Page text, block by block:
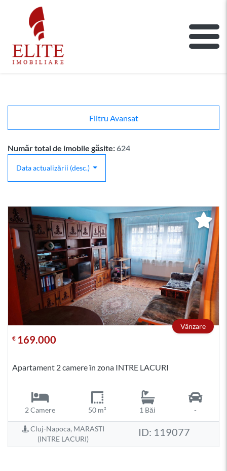
ELITE IMOBILIARE
Main Nav
Filtru Avansat
Număr total de imobile găsite:624
Data actualizării (desc.)
Vânzare
€ 169.000
Apartament 2 camere în zona INTRE LACURI
2 Camere 50 m² 1 Băi -
Cluj-Napoca, MARASTI
(INTRE LACURI)
ID: 119077